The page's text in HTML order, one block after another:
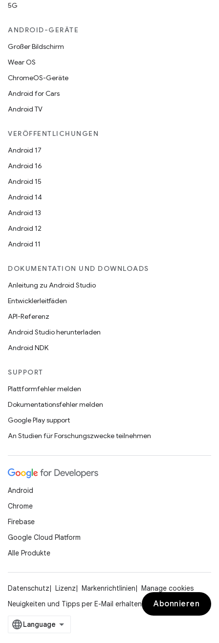
5G
ANDROID-GERÄTE
Großer Bildschirm
Wear OS
ChromeOS-Geräte
Android for Cars
Android TV
VERÖFFENTLICHUNGEN
Android 17
Android 16
Android 15
Android 14
Android 13
Android 12
Android 11
DOKUMENTATION UND DOWNLOADS
Anleitung zu Android Studio
Entwicklerleitfäden
API-Referenz
Android Studio herunterladen
Android NDK
SUPPORT
Plattformfehler melden
Dokumentationsfehler melden
Google Play support
An Studien für Forschungszwecke teilnehmen
Android
Chrome
Firebase
Google Cloud Platform
Alle Produkte
Datenschutz Lizenz Markenrichtlinien
Manage cookies
Neuigkeiten und Tipps per E-Mail erhalten
Abonnieren